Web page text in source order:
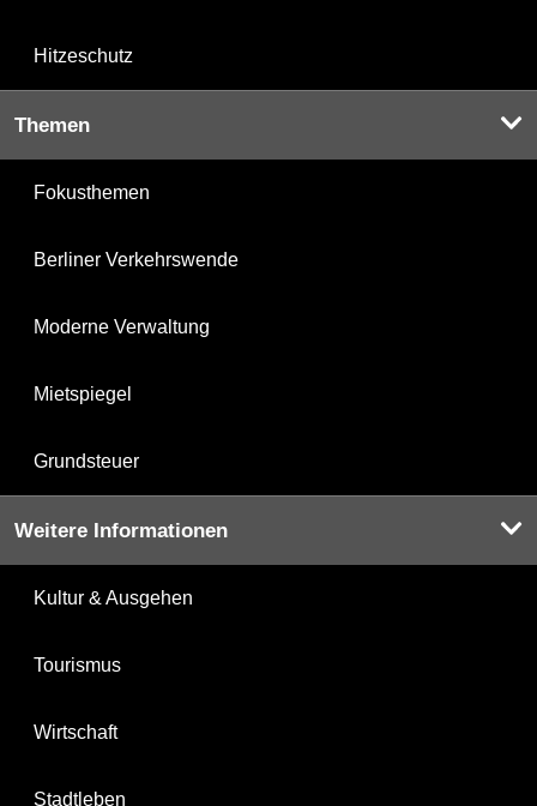
Hitzeschutz
Themen
Fokusthemen
Berliner Verkehrswende
Moderne Verwaltung
Mietspiegel
Grundsteuer
Weitere Informationen
Kultur & Ausgehen
Tourismus
Wirtschaft
Stadtleben